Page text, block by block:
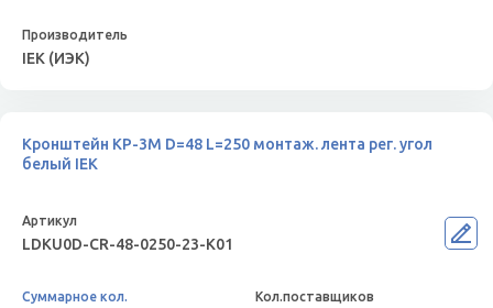
IEK (ИЭК)
Кронштейн КР-3М D=48 L=250 монтаж. лента рег. угол
белый IEK
LDKU0D-CR-48-0250-23-K01